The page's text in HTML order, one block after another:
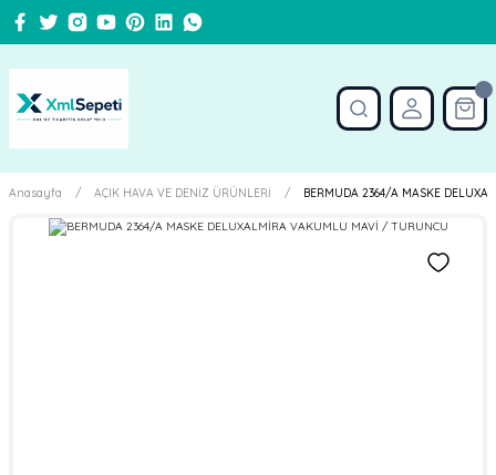
Anasayfa AÇIK HAVA VE DENİZ ÜRÜNLERİ BERMUDA 2364/A MASKE